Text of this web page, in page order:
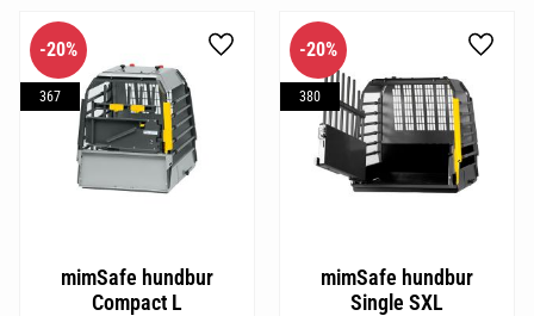
mimSafe hundbur
Compact L
20%
367
Lägg till i favoriter
mimSafe hundbur
Single SXL
20%
380
Lägg